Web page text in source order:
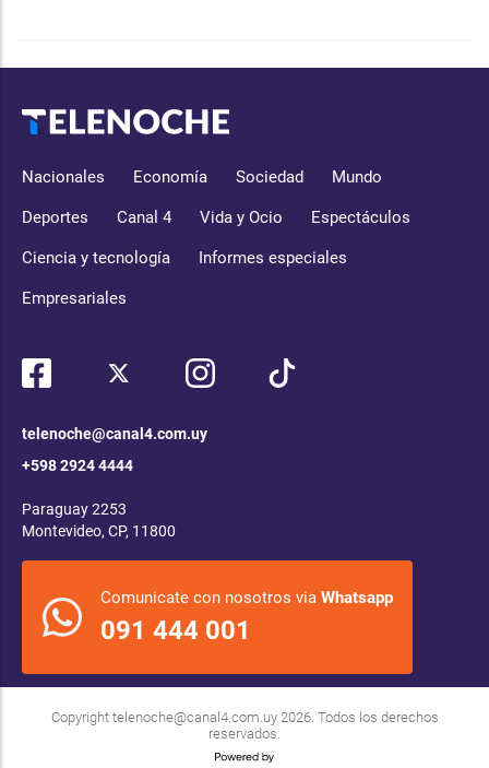
Nacionales Economía Sociedad Mundo
Deportes Canal 4 Vida y Ocio Espectáculos
Ciencia y tecnología Informes especiales
Empresariales
telenoche@canal4.com.uy
+598 2924 4444
Paraguay 2253
Montevideo, CP, 11800
Comunicate con nosotros via Whatsapp
091 444 001
Copyright telenoche@canal4.com.uy2026. Todos los derechos
reservados.